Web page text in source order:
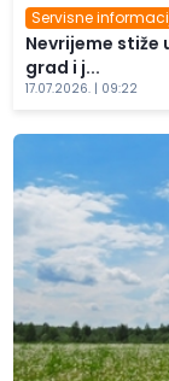
Servisne
Nevrijeme stiže
grad i j...
17.07.2026. | 09:22